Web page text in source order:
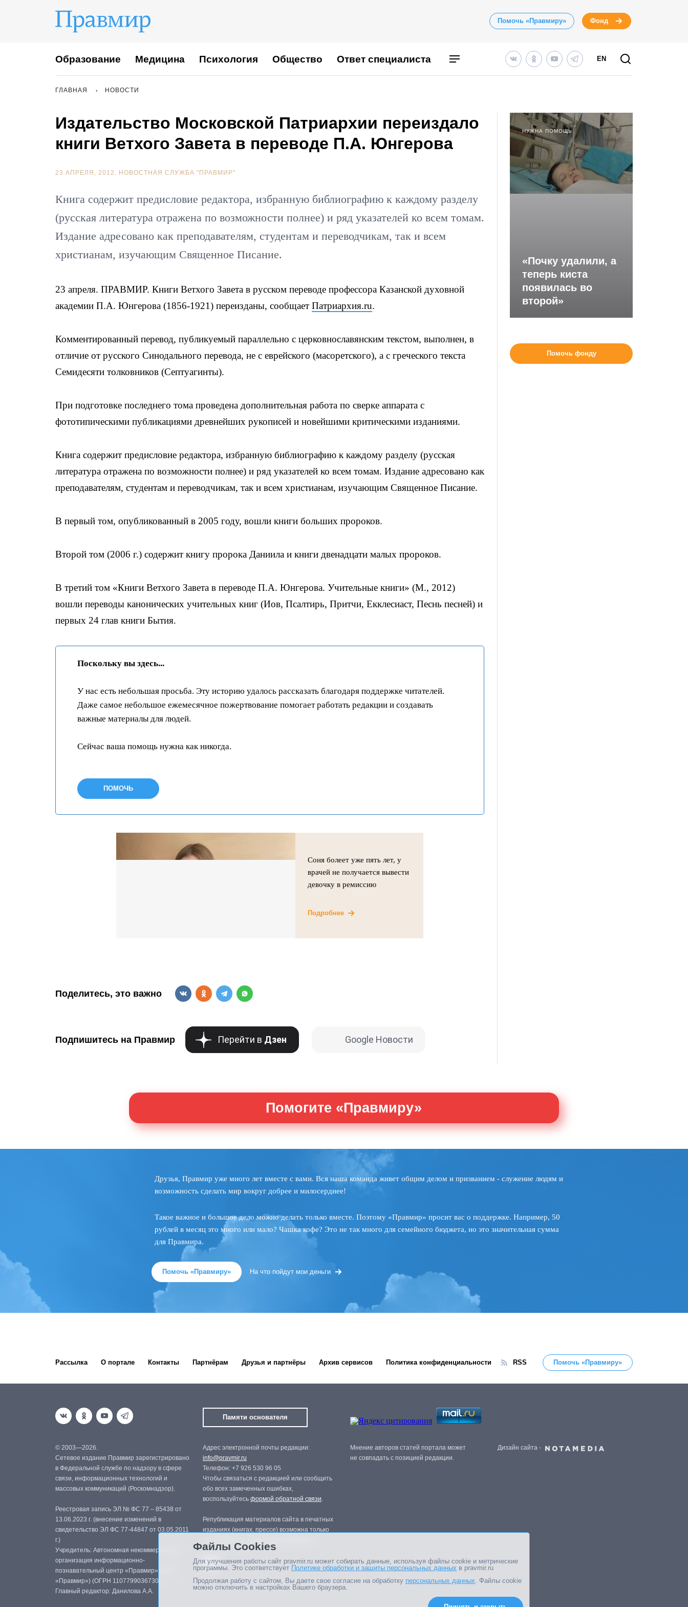
Помочь «Правмиру» Фонд
Образование Медицина Психология Общество Ответ специалиста EN
ГЛАВНАЯ НОВОСТИ
Издательство Московской Патриархии переиздало
книги Ветхого Завета в переводе П.А. Юнгерова
23 АПРЕЛЯ, 2012. НОВОСТНАЯ СЛУЖБА "ПРАВМИР"
Книга содержит предисловие редактора, избранную библиографию к каждому разделу
(русская литература отражена по возможности полнее) и ряд указателей ко всем томам.
Издание адресовано как преподавателям, студентам и переводчикам, так и всем
христианам, изучающим Священное Писание.
23 апреля. ПРАВМИР. Книги Ветхого Завета в русском переводе профессора Казанской духовной
академии П.А. Юнгерова (1856-1921) переизданы, сообщает Патриархия.ru.
Комментированный перевод, публикуемый параллельно с церковнославянским текстом, выполнен, в
отличие от русского Синодального перевода, не с еврейского (масоретского), а с греческого текста
Семидесяти толковников (Септуагинты).
При подготовке последнего тома проведена дополнительная работа по сверке аппарата с
фототипическими публикациями древнейших рукописей и новейшими критическими изданиями.
Книга содержит предисловие редактора, избранную библиографию к каждому разделу (русская
литература отражена по возможности полнее) и ряд указателей ко всем томам. Издание адресовано как
преподавателям, студентам и переводчикам, так и всем христианам, изучающим Священное Писание.
В первый том, опубликованный в 2005 году, вошли книги больших пророков.
Второй том (2006 г.) содержит книгу пророка Даниила и книги двенадцати малыx пророков.
В третий том «Книги Ветхого Завета в переводе П.А. Юнгерова. Учительные книги» (М., 2012)
вошли переводы канонических учительных книг (Иов, Псалтирь, Притчи, Екклесиаст, Песнь песней) и
первых 24 глав книги Бытия.
Поскольку вы здесь...
У нас есть небольшая просьба. Эту историю удалось рассказать благодаря поддержке читателей.
Даже самое небольшое ежемесячное пожертвование помогает работать редакции и создавать
важные материалы для людей.
Сейчас ваша помощь нужна как никогда.
ПОМОЧЬ
Соня болеет уже пять лет, у
врачей не получается вывести
девочку в ремиссию
Подробнее
Поделитесь, это важно
Подпишитесь на Правмир Перейти в Дзен Google Новости
НУЖНА ПОМОЩЬ
«Почку удалили, а
теперь киста
появилась во
второй»
Помочь фонду
Помогите «Правмиру»
Друзья, Правмир уже много лет вместе с вами. Вся наша команда живет общим делом и призванием - служение людям и
возможность сделать мир вокруг добрее и милосерднее!
Такое важное и большое дело можно делать только вместе. Поэтому «Правмир» просит вас о поддержке. Например, 50
рублей в месяц это много или мало? Чашка кофе? Это не так много для семейного бюджета, но это значительная сумма
для Правмира.
Помочь «Правмиру» На что пойдут мои деньги
Рассылка О портале Контакты Партнёрам Друзья и партнёры Архив сервисов Политика конфиденциальности RSS Помочь «Правмиру»
Памяти основателя
© 2003—2026.
Сетевое издание Правмир зарегистрировано
в Федеральной службе по надзору в сфере
связи, информационных технологий и
массовых коммуникаций (Роскомнадзор).
Реестровая запись ЭЛ № ФС 77 – 85438 от
13.06.2023 г. (внесение изменений в
свидетельство ЭЛ ФС 77-44847 от 03.05.2011
г.)
Учредитель: Автономная некоммерческая
организация информационно-
познавательный центр «Правмир» (АНО
«Правмир») (ОГРН 1107799036730)
Главный редактор: Данилова А.А.
Адрес электронной почты редакции:
info@pravmir.ru
Телефон: +7 926 530 96 05
Чтобы связаться с редакцией или сообщить
обо всех замеченных ошибках,
воспользуйтесь формой обратной связи.
Републикация материалов сайта в печатных
изданиях (книгах, прессе) возможна только
Мнение авторов статей портала может
не совпадать с позицией редакции.
Дизайн сайта -
Файлы Cookies
Для улучшения работы сайт pravmir.ru может собирать данные, используя файлы cookie и метрические
программы. Это соответствует Политике обработки и защиты персональных данных в pravmir.ru
Продолжая работу с сайтом, Вы даете свое согласие на обработку персональных данных. Файлы cookie
можно отключить в настройках Вашего браузера.